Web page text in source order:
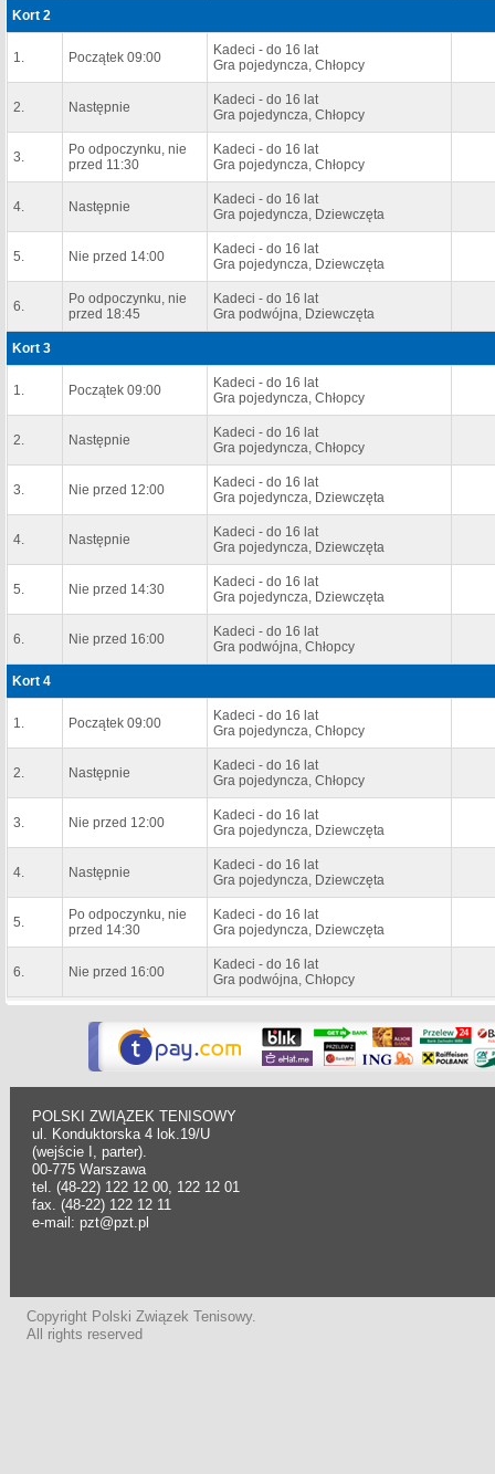
Kort 2
1. Początek 09:00
Kadeci - do 16 lat
Gra pojedyncza, Chłopcy
2. Następnie
Kadeci - do 16 lat
Gra pojedyncza, Chłopcy
3.
Po odpoczynku, nie
przed 11:30
Kadeci - do 16 lat
Gra pojedyncza, Chłopcy
4. Następnie
Kadeci - do 16 lat
Gra pojedyncza, Dziewczęta
5. Nie przed 14:00
Kadeci - do 16 lat
Gra pojedyncza, Dziewczęta
6.
Po odpoczynku, nie
przed 18:45
Kadeci - do 16 lat
Gra podwójna, Dziewczęta
Kort 3
1. Początek 09:00
Kadeci - do 16 lat
Gra pojedyncza, Chłopcy
2. Następnie
Kadeci - do 16 lat
Gra pojedyncza, Chłopcy
3. Nie przed 12:00
Kadeci - do 16 lat
Gra pojedyncza, Dziewczęta
4. Następnie
Kadeci - do 16 lat
Gra pojedyncza, Dziewczęta
5. Nie przed 14:30
Kadeci - do 16 lat
Gra pojedyncza, Dziewczęta
6. Nie przed 16:00
Kadeci - do 16 lat
Gra podwójna, Chłopcy
Kort 4
1. Początek 09:00
Kadeci - do 16 lat
Gra pojedyncza, Chłopcy
2. Następnie
Kadeci - do 16 lat
Gra pojedyncza, Chłopcy
3. Nie przed 12:00
Kadeci - do 16 lat
Gra pojedyncza, Dziewczęta
4. Następnie
Kadeci - do 16 lat
Gra pojedyncza, Dziewczęta
5.
Po odpoczynku, nie
przed 14:30
Kadeci - do 16 lat
Gra pojedyncza, Dziewczęta
6. Nie przed 16:00
Kadeci - do 16 lat
Gra podwójna, Chłopcy
POLSKI ZWIĄZEK TENISOWY
ul. Konduktorska 4 lok.19/U
(wejście I, parter).
00-775 Warszawa
tel. (48-22) 122 12 00, 122 12 01
fax. (48-22) 122 12 11
e-mail: pzt@pzt.pl
Copyright Polski Związek Tenisowy.
All rights reserved